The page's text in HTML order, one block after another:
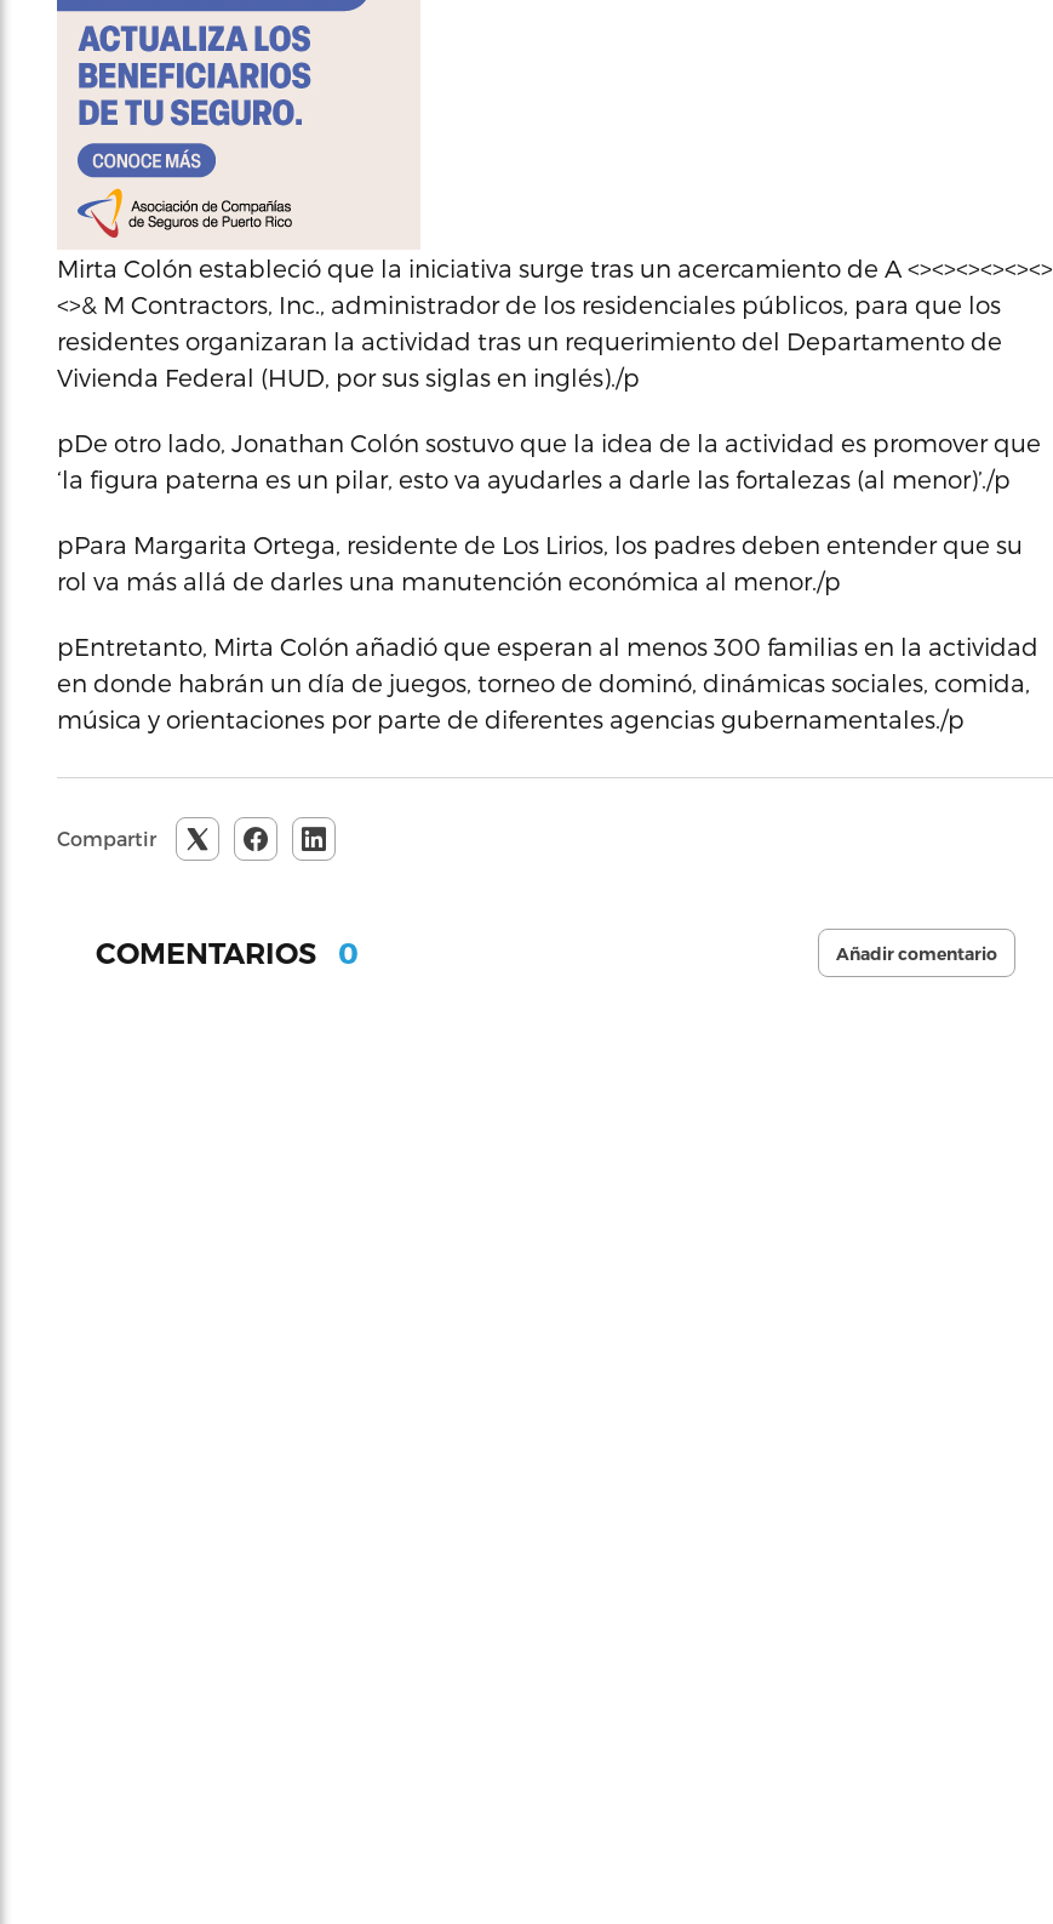
Mirta Colón estableció que la iniciativa surge tras un acercamiento de A <><><><><><>
<>& M Contractors, Inc., administrador de los residenciales públicos, para que los
residentes organizaran la actividad tras un requerimiento del Departamento de
Vivienda Federal (HUD, por sus siglas en inglés)./p
pDe otro lado, Jonathan Colón sostuvo que la idea de la actividad es promover que
‘la figura paterna es un pilar, esto va ayudarles a darle las fortalezas (al menor)’./p
pPara Margarita Ortega, residente de Los Lirios, los padres deben entender que su
rol va más allá de darles una manutención económica al menor./p
pEntretanto, Mirta Colón añadió que esperan al menos 300 familias en la actividad
en donde habrán un día de juegos, torneo de dominó, dinámicas sociales, comida,
música y orientaciones por parte de diferentes agencias gubernamentales./p
Compartir
COMENTARIOS 0 Añadir comentario